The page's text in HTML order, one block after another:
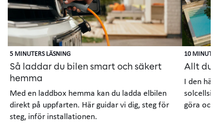
5 MINUTERS LÄSNING
Så laddar du bilen smart och säkert
hemma
Med en laddbox hemma kan du ladda elbilen
direkt på uppfarten. Här guidar vi dig, steg för
steg, inför installationen.
10
Allt du
I den
göra